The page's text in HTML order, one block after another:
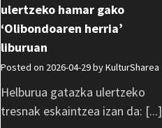
ulertzeko hamar gako
‘Olibondoaren herria’
liburuan
Posted on 2026-04-29 byKulturSharea
Helburua gatazka ulertzeko
tresnak eskaintzea izan da: [...]